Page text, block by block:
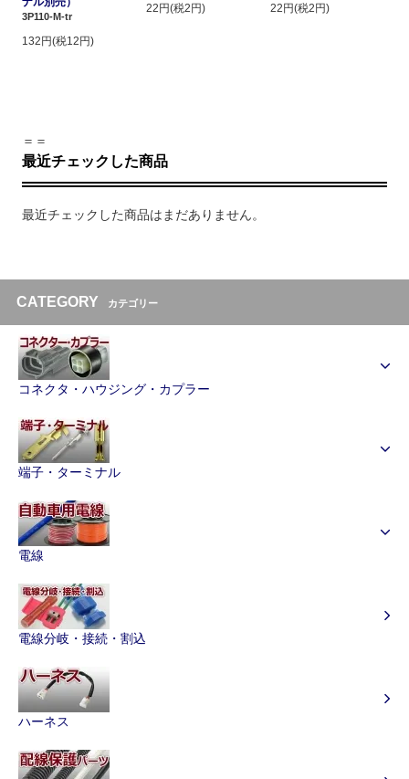
3P110-M-tr
132円(税12円)
22円(税2円) 22円(税2円)
＝＝
最近チェックした商品
最近チェックした商品はまだありません。
CATEGORY カテゴリー
コネクタ・ハウジング・カプラー
端子・ターミナル
電線
電線分岐・接続・割込
ハーネス